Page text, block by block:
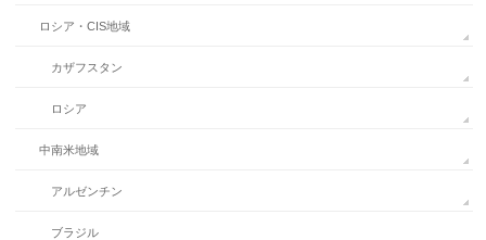
ロシア・CIS地域
カザフスタン
ロシア
中南米地域
アルゼンチン
ブラジル